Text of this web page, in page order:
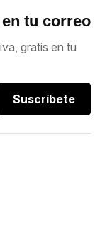
tu correo
gratis en tu
Suscríbete